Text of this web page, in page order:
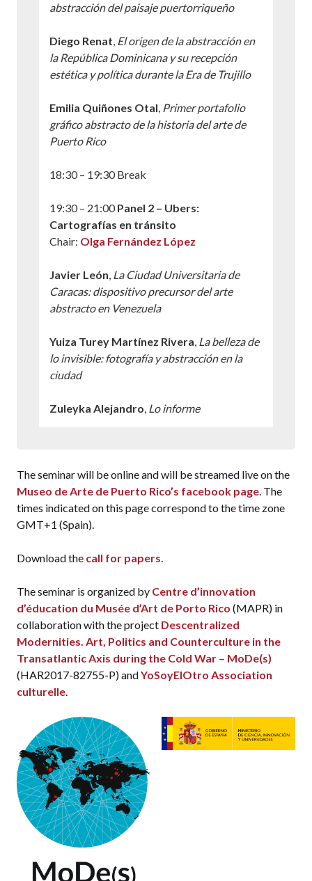
abstracción del paisaje puertorriqueño
Diego Renat, El origen de la abstracción en
la República Dominicana y su recepción
estética y política durante la Era de Trujillo
Emilia Quiñones Otal, Primer portafolio
gráfico abstracto de la historia del arte de
Puerto Rico
18:30 – 19:30 Break
19:30 – 21:00Panel 2 – Ubers:
Cartografías en tránsito
Chair: Olga Fernández López
Javier León, La Ciudad Universitaria de
Caracas: dispositivo precursor del arte
abstracto en Venezuela
Yuiza Turey Martínez Rivera, La belleza de
lo invisible: fotografía y abstracción en la
ciudad
Zuleyka Alejandro, Lo informe
15:30 – 16:30 Abdiel Segarra
Nunca es
demasiado tarde. Reflexiones en torno al
proceso curatorial de la exhibición […]
ENTREFORMAS
16:30 – 17:00 Break
17:00 – 18:30 Panel 3 – Cuerpos, prácticas
y resonancias
Chair:
Raquel Torres Arzola
Marili Pizarro
Paralelismos metodológicos
entra la pintura abstracta y la improvisación
corporal: un acercamiento desde la práctica
Alexandra Pagán Vélez
Experiencia
poética: una mirada a la obra de Elizabeth
Magaly Robles
18:30 – 17:30 Break
17:30 – 21:00Panel 4 – Puerto Rico: punto
Chair: Tamara Calcaño
The seminar will be online and will be streamed live on the
Museo de Arte de Puerto Rico’s facebook page. The
times indicated on this page correspond to the time zone
GMT+1 (Spain).
Download the call for papers.
The seminar is organized by Centre d’innovation
d’éducation du Musée d’Art de Porto Rico (MAPR) in
collaboration with the project Descentralized
Modernities. Art, Politics and Counterculture in the
Transatlantic Axis during the Cold War – MoDe(s)
(HAR2017-82755-P) andYoSoyElOtro Association
culturelle.